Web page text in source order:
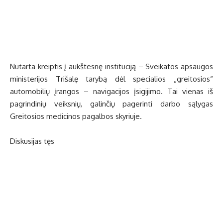
Nutarta kreiptis į aukštesnę instituciją – Sveikatos apsaugos
ministerijos Trišalę tarybą dėl specialios „greitosios“
automobilių įrangos – navigacijos įsigijimo. Tai vienas iš
pagrindinių veiksnių, galinčių pagerinti darbo sąlygas
Greitosios medicinos pagalbos skyriuje.
Diskusijas tęs